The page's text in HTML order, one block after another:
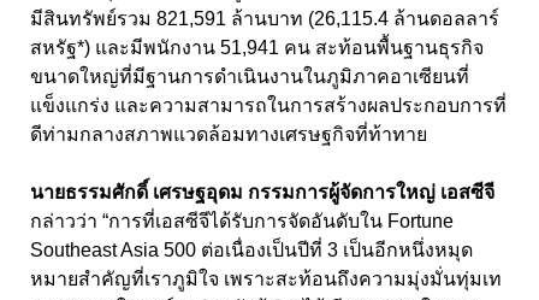
มีสินทรัพย์รวม 821,591 ล้านบาท (26,115.4 ล้านดอลลาร์
สหรัฐ*) และมีพนักงาน 51,941 คน สะท้อนพื้นฐานธุรกิจ
ขนาดใหญ่ที่มีฐานการดำเนินงานในภูมิภาคอาเซียนที่
แข็งแกร่ง และความสามารถในการสร้างผลประกอบการที่
ดีท่ามกลางสภาพแวดล้อมทางเศรษฐกิจที่ท้าทาย
นายธรรมศักดิ์ เศรษฐอุดม กรรมการผู้จัดการใหญ่ เอสซีจี
กล่าวว่า “การที่เอสซีจีได้รับการจัดอันดับใน Fortune
Southeast Asia 500 ต่อเนื่องเป็นปีที่ 3 เป็นอีกหนึ่งหมุด
หมายสำคัญที่เราภูมิใจ เพราะสะท้อนถึงความมุ่งมั่นทุ่มเท